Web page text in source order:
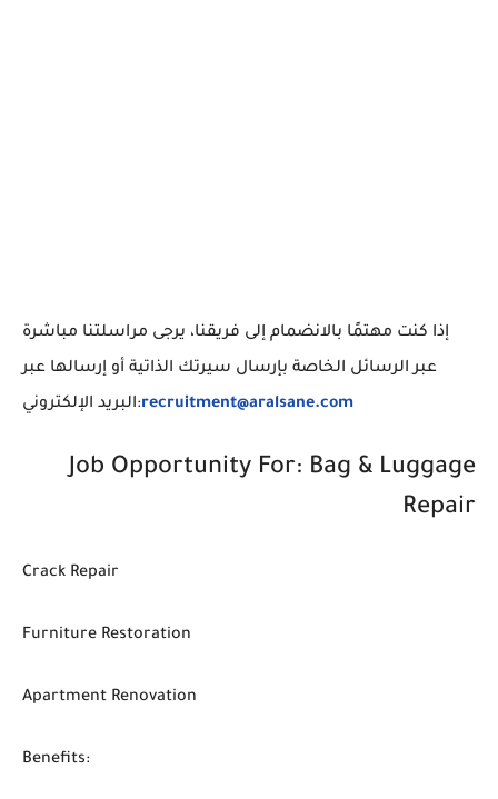
إذا كنت مهتمًا بالانضمام إلى فريقنا، يرجى مراسلتنا مباشرة
عبر الرسائل الخاصة بإرسال سيرتك الذاتية أو إرسالها عبر
البريد الإلكتروني:recruitment@aralsane.com
Job Opportunity For: Bag & Luggage
Repair
Crack Repair
Furniture Restoration
Apartment Renovation
Benefits: